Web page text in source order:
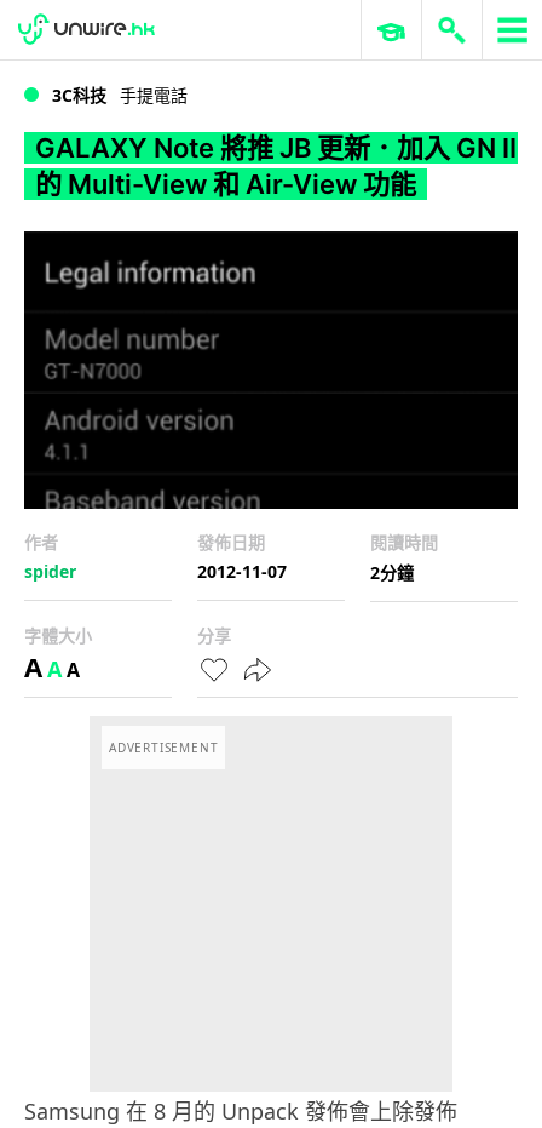
WWDC 2026 ERP 與商業 AI
3C科技 手提電話
GALAXY Note 將推 JB 更新．加入 GN II
的 Multi-View 和 Air-View 功能
作者
spider
發佈日期
2012-11-07
閱讀時間
2分鐘
字體大小
AAA
分享
ADVERTISEMENT
Samsung 在 8 月的 Unpack 發佈會上除發佈